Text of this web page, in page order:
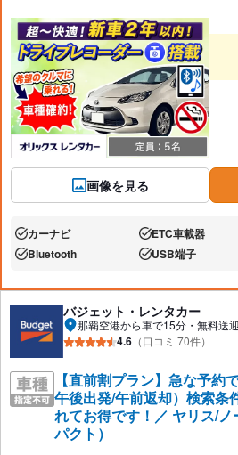
画像を見る
あり:カーナビ あり:ETC車載器
あり:Bluetooth あり:USB端子
バジェット・レンタカー
那覇空港から車で15分・無料送
4.6 （口コミ 70件）
【直前割プラン】急な予約
午後出発/午前返却）検索条
れてお得です！／ ヤリス/
パクト）